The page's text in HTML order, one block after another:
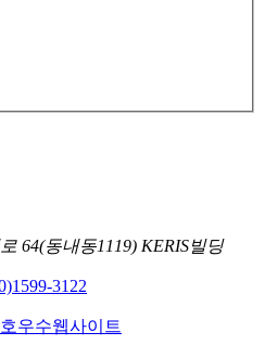
64(동내동1119) KERIS빌딩
1599-3122